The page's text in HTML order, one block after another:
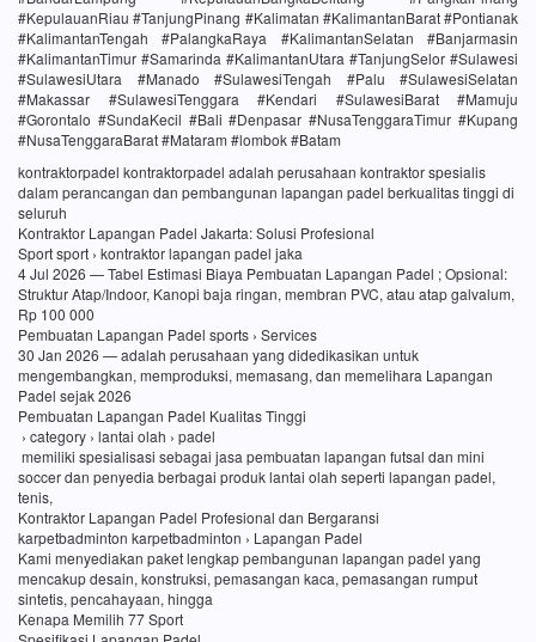
#KepulauanRiau #TanjungPinang #Kalimatan #KalimantanBarat #Pontianak
#KalimantanTengah #PalangkaRaya #KalimantanSelatan #Banjarmasin
#KalimantanTimur #Samarinda #KalimantanUtara #TanjungSelor #Sulawesi
#SulawesiUtara #Manado #SulawesiTengah #Palu #SulawesiSelatan
#Makassar #SulawesiTenggara #Kendari #SulawesiBarat #Mamuju
#Gorontalo #SundaKecil #Bali #Denpasar #NusaTenggaraTimur #Kupang
#NusaTenggaraBarat #Mataram #lombok #Batam
kontraktorpadel kontraktorpadel adalah perusahaan kontraktor spesialis
dalam perancangan dan pembangunan lapangan padel berkualitas tinggi di
seluruh
Kontraktor Lapangan Padel Jakarta: Solusi Profesional
Sport sport › kontraktor lapangan padel jaka
4 Jul 2026 — Tabel Estimasi Biaya Pembuatan Lapangan Padel ; Opsional:
Struktur Atap/Indoor, Kanopi baja ringan, membran PVC, atau atap galvalum,
Rp 100 000
Pembuatan Lapangan Padel sports › Services
30 Jan 2026 — adalah perusahaan yang didedikasikan untuk
mengembangkan, memproduksi, memasang, dan memelihara Lapangan
Padel sejak 2026
Pembuatan Lapangan Padel Kualitas Tinggi
› category › lantai olah › padel
memiliki spesialisasi sebagai jasa pembuatan lapangan futsal dan mini
soccer dan penyedia berbagai produk lantai olah seperti lapangan padel,
tenis,
Kontraktor Lapangan Padel Profesional dan Bergaransi
karpetbadminton karpetbadminton › Lapangan Padel
Kami menyediakan paket lengkap pembangunan lapangan padel yang
mencakup desain, konstruksi, pemasangan kaca, pemasangan rumput
sintetis, pencahayaan, hingga
Kenapa Memilih 77 Sport